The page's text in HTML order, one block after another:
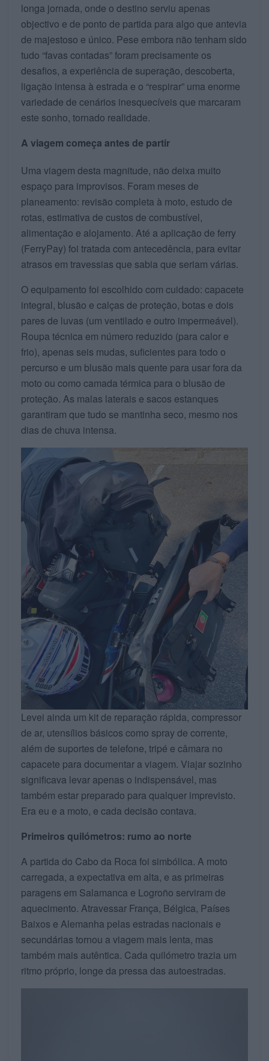
longa jornada, onde o destino serviu apenas
objectivo e de ponto de partida para algo que antevia
de majestoso e único. Pese embora não tenham sido
tudo “favas contadas” foram precisamente os
desafios, a experiência de superação, descoberta,
ligação intensa à estrada e o “respirar” uma enorme
variedade de cenários inesquecíveis que marcaram
este sonho, tornado realidade.
A viagem começa antes de partir
Uma viagem desta magnitude, não deixa muito
espaço para improvisos. Foram meses de
planeamento: revisão completa à moto, estudo de
rotas, estimativa de custos de combustível,
alimentação e alojamento. Até a aplicação de ferry
(FerryPay) foi tratada com antecedência, para evitar
atrasos em travessias que sabia que seriam várias.
O equipamento foi escolhido com cuidado: capacete
integral, blusão e calças de proteção, botas e dois
pares de luvas (um ventilado e outro impermeável).
Roupa técnica em número reduzido (para calor e
frio), apenas seis mudas, suficientes para todo o
percurso e um blusão mais quente para usar fora da
moto ou como camada térmica para o blusão de
proteção. As malas laterais e sacos estanques
garantiram que tudo se mantinha seco, mesmo nos
dias de chuva intensa.
Levei ainda um kit de reparação rápida, compressor
de ar, utensílios básicos como spray de corrente,
além de suportes de telefone, tripé e câmara no
capacete para documentar a viagem. Viajar sozinho
significava levar apenas o indispensável, mas
também estar preparado para qualquer imprevisto.
Era eu e a moto, e cada decisão contava.
Primeiros quilómetros: rumo ao norte
A partida do Cabo da Roca foi simbólica. A moto
carregada, a expectativa em alta, e as primeiras
paragens em Salamanca e Logroño serviram de
aquecimento. Atravessar França, Bélgica, Países
Baixos e Alemanha pelas estradas nacionais e
secundárias tornou a viagem mais lenta, mas
também mais autêntica. Cada quilómetro trazia um
ritmo próprio, longe da pressa das autoestradas.